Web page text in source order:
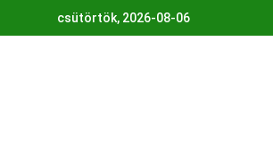
csütörtök, 2026-08-06